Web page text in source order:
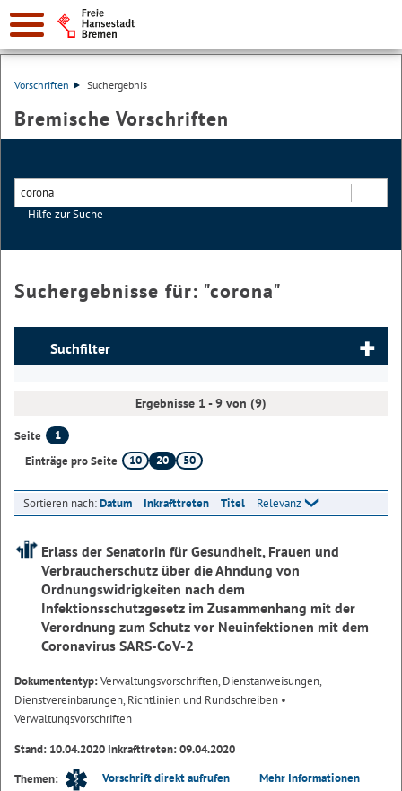
Vorschriften Suchergebnis
Bremische Vorschriften
Hilfe zur Suche
Suchergebnisse für: "corona"
Suchfilter
Ergebnisse 1 - 9 von (9)
Seite
1
Einträge pro Seite
10 20 50
Sortieren nach:Datum Inkrafttreten Titel Relevanz
Erlass der Senatorin für Gesundheit, Frauen und
Verbraucherschutz über die Ahndung von
Ordnungswidrigkeiten nach dem
Infektionsschutzgesetz im Zusammenhang mit der
Verordnung zum Schutz vor Neuinfektionen mit dem
Coronavirus SARS-CoV-2
Dokumententyp:Verwaltungsvorschriften, Dienstanweisungen,
Dienstvereinbarungen, Richtlinien und Rundschreiben •
Verwaltungsvorschriften
Stand: 10.04.2020 Inkrafttreten: 09.04.2020
Themen:
Vorschrift direkt aufrufen Mehr Informationen